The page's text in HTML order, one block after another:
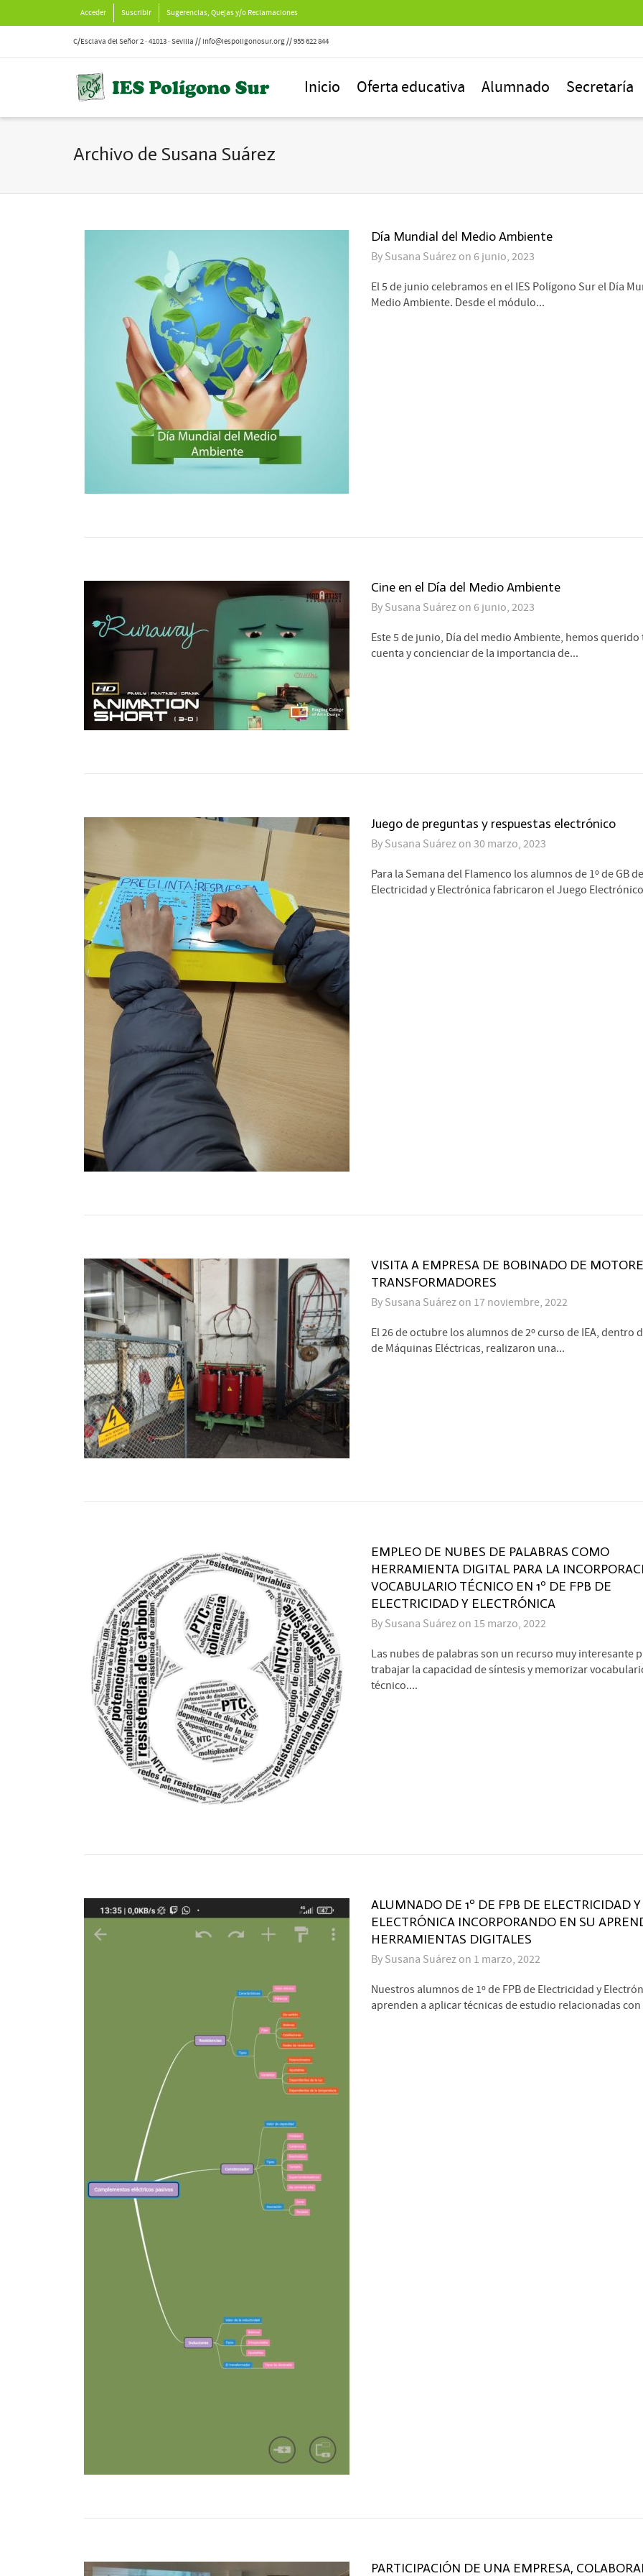
Acceder Suscribir Sugerencias, Quejas y/o Reclamaciones
C/Esclava del Señor 2 · 41013 · Sevilla // info@iespoligonosur.org // 955 622 844
Inicio Oferta educativa Alumnado Secretaría
Archivo de Susana Suárez
Día Mundial del Medio Ambiente
By Susana Suárez on 6 junio, 2023
El 5 de junio celebramos en el IES Polígono Sur el Día
Medio Ambiente. Desde el módulo...
Cine en el Día del Medio Ambiente
By Susana Suárez on 6 junio, 2023
Este 5 de junio, Día del medio Ambiente, hemos querido
cuenta y concienciar de la importancia de...
Juego de preguntas y respuestas electrónico
By Susana Suárez on 30 marzo, 2023
Para la Semana del Flamenco los alumnos de 1º de GB de
Electricidad y Electrónica fabricaron el Juego
VISITA A EMPRESA DE BOBINADO DE
TRANSFORMADORES
By Susana Suárez on 17 noviembre, 2022
El 26 de octubre los alumnos de 2º curso de IEA, dentro
de Máquinas Eléctricas, realizaron una...
EMPLEO DE NUBES DE PALABRAS COMO
HERRAMIENTA DIGITAL PARA LA
VOCABULARIO TÉCNICO EN 1º DE FPB DE
ELECTRICIDAD Y ELECTRÓNICA
By Susana Suárez on 15 marzo, 2022
Las nubes de palabras son un recurso muy interesante
trabajar la capacidad de síntesis y memorizar
técnico....
ALUMNADO DE 1º DE FPB DE ELECTRICIDAD Y
ELECTRÓNICA INCORPORANDO EN SU
HERRAMIENTAS DIGITALES
By Susana Suárez on 1 marzo, 2022
Nuestros alumnos de 1º de FPB de Electricidad y
aprenden a aplicar técnicas de estudio relacionadas con
PARTICIPACIÓN DE UNA EMPRESA,